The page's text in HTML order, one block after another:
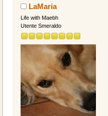
LaMaria
Life with Maebh
Utente Smeraldo